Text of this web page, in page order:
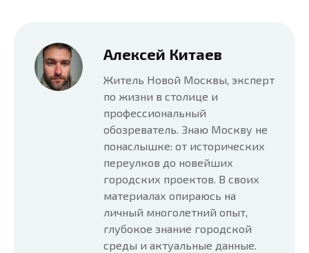
Алексей Китаев
Житель Новой Москвы, эксперт
по жизни в столице и
профессиональный
обозреватель. Знаю Москву не
понаслышке: от исторических
переулков до новейших
городских проектов. В своих
материалах опираюсь на
личный многолетний опыт,
глубокое знание городской
среды и актуальные данные.